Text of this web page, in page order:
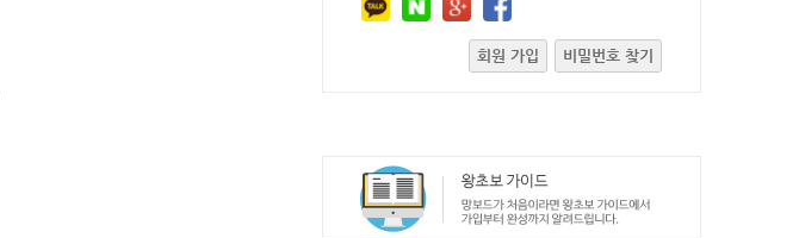
회원 가입 비밀번호 찾기